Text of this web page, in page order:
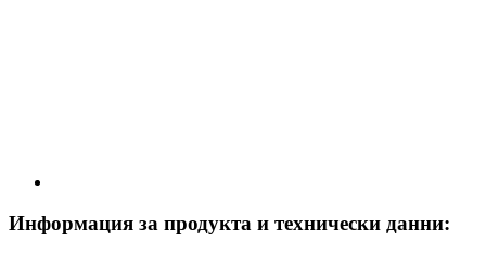
Информация за продукта и технически данни: